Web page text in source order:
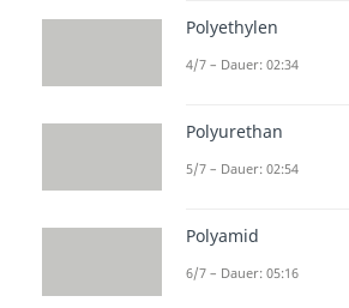
Aldehyde
zur
Aldehyde und
Polyethylen
4/7 – Dauer: 02:34
Polyurethan
5/7 – Dauer: 02:54
Polyamid
6/7 – Dauer: 05:16